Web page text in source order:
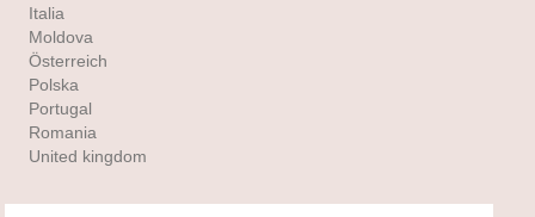
Italia
Moldova
Österreich
Polska
Portugal
Romania
United kingdom